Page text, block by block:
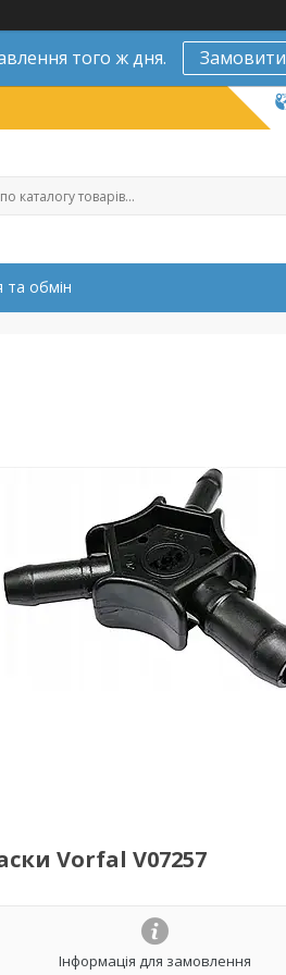
того ж дня. Замовити
та обмін
Vorfal V07257
Інформація для замовлення